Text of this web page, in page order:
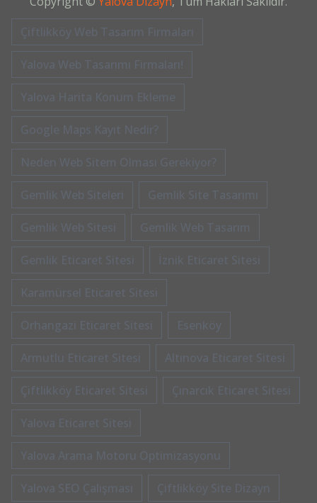
Çiftlikköy Web Tasarım Firmaları
Yalova Web Tasarımı Firmaları!
Yalova Harita Konum Ekleme
Google Maps Kayıt Nedir?
Neden Web Sitem Olması Gerekiyor?
Gemlik Web Siteleri Gemlik Site Tasarımı
Gemlik Web Sitesi Gemlik Web Tasarım
Gemlik Eticaret Sitesi İznik Eticaret Sitesi
Karamürsel Eticaret Sitesi
Orhangazi Eticaret Sitesi Esenköy
Armutlu Eticaret Sitesi Altınova Eticaret Sitesi
Çiftlikköy Eticaret Sitesi Çınarcık Eticaret Sitesi
Yalova Eticaret Sitesi
Yalova Arama Motoru Optimizasyonu
Yalova SEO Çalışması Çiftlikköy Site Dizayn